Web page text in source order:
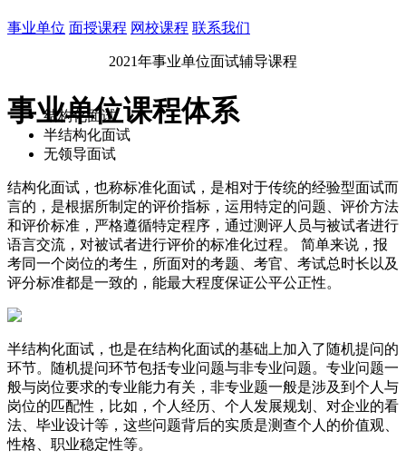
事业单位 面授课程 网校课程 联系我们
2021年事业单位面试辅导课程
事业单位课程体系
结构化面试
半结构化面试
无领导面试
结构化面试，也称标准化面试，是相对于传统的经验型面试而
言的，是根据所制定的评价指标，运用特定的问题、评价方法
和评价标准，严格遵循特定程序，通过测评人员与被试者进行
语言交流，对被试者进行评价的标准化过程。 简单来说，报
考同一个岗位的考生，所面对的考题、考官、考试总时长以及
评分标准都是一致的，能最大程度保证公平公正性。
半结构化面试，也是在结构化面试的基础上加入了随机提问的
环节。随机提问环节包括专业问题与非专业问题。专业问题一
般与岗位要求的专业能力有关，非专业题一般是涉及到个人与
岗位的匹配性，比如，个人经历、个人发展规划、对企业的看
法、毕业设计等，这些问题背后的实质是测查个人的价值观、
性格、职业稳定性等。